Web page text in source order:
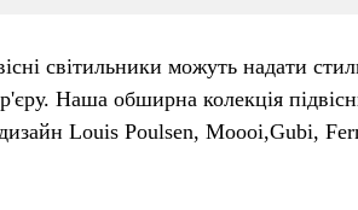
світильники можуть надати
Наша обширна колекція
Louis Poulsen, Moooi,Gubi,